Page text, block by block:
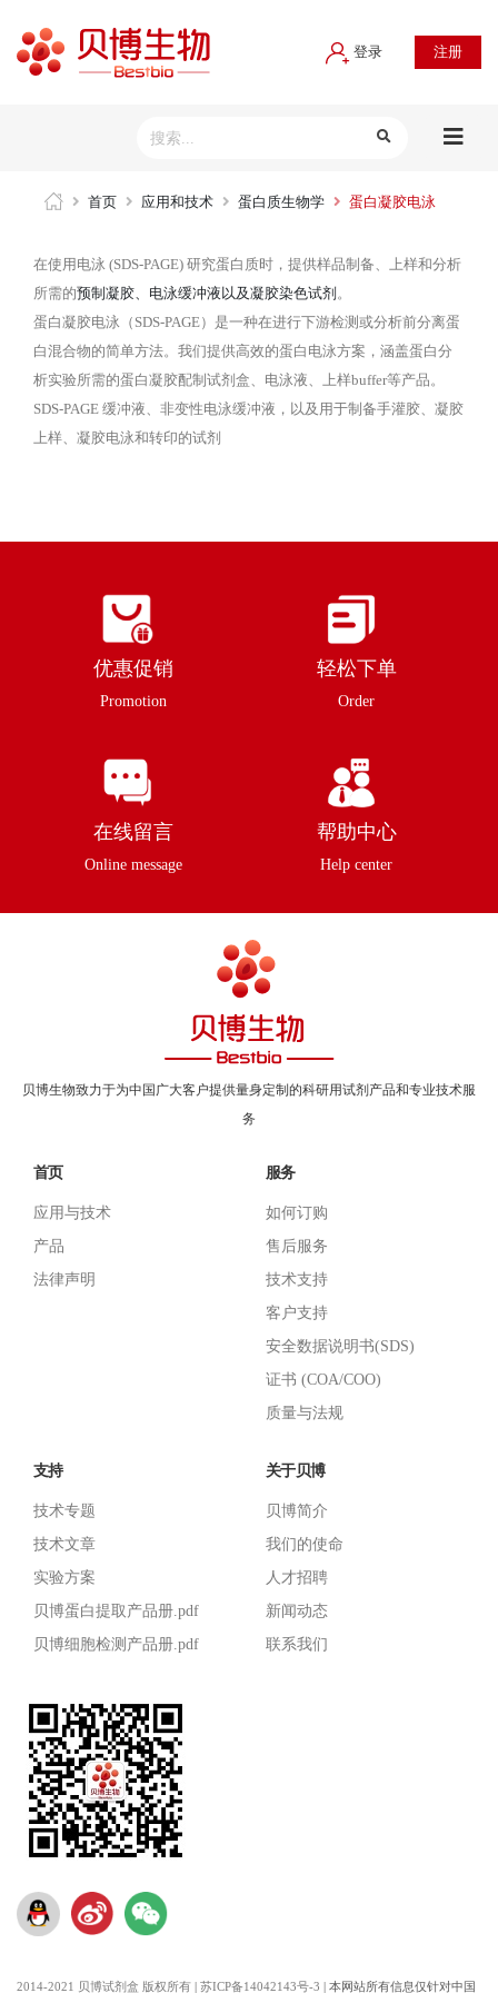
登录 注册
首页 应用和技术 蛋白质生物学 蛋白凝胶电泳
在使用电泳 (SDS-PAGE) 研究蛋白质时，提供样品制备、上样和分析
所需的预制凝胶、电泳缓冲液以及凝胶染色试剂 。
蛋白凝胶电泳（SDS-PAGE）是一种在进行下游检测或分析前分离蛋
白混合物的简单方法。我们提供高效的蛋白电泳方案，涵盖蛋白分
析实验所需的蛋白凝胶配制试剂盒、电泳液、上样buffer等产品。
SDS-PAGE 缓冲液、非变性电泳缓冲液，以及用于制备手灌胶、凝胶
上样、凝胶电泳和转印的试剂
优惠促销
Promotion
轻松下单
Order
在线留言
Online message
帮助中心
Help center
贝博生物致力于为中国广大客户提供量身定制的科研用试剂产品和专业技术服
务
首页
应用与技术
产品
法律声明
服务
如何订购
售后服务
技术支持
客户支持
安全数据说明书(SDS)
证书 (COA/COO)
质量与法规
支持
技术专题
技术文章
实验方案
贝博蛋白提取产品册.pdf
贝博细胞检测产品册.pdf
关于贝博
贝博简介
我们的使命
人才招聘
新闻动态
联系我们
2014-2021 贝博试剂盒 版权所有 苏ICP备14042143号-3 本网站所有信息仅针对中国